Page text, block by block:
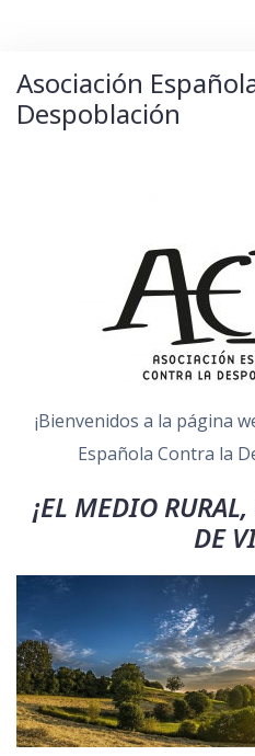
Asociación
Despoblación
¡Bienvenidos a la página
Española Contra la
¡EL MEDIO
DE